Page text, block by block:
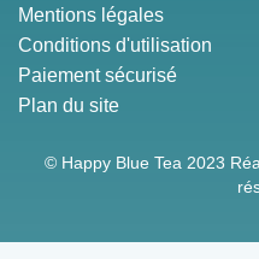
Mentions légales
Conditions d'utilisation
Paiement sécurisé
Plan du site
© Happy Blue Tea 2023